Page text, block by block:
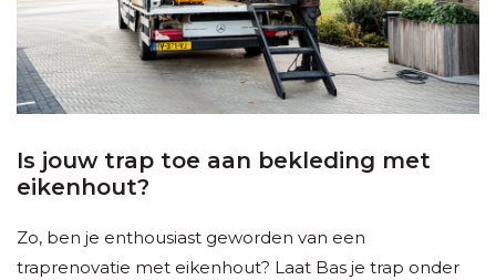
Is jouw trap toe aan bekleding met
eikenhout?
Zo, ben je enthousiast geworden van een
traprenovatie met eikenhout? Laat Bas je trap onder